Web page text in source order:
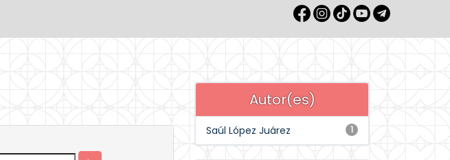
Autor(es)
1
Saúl López Juárez